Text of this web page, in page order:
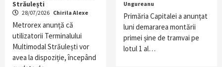
Străulești
28/07/2026 Chirila Alexe
Metrorex anunță că
utilizatorii Terminalului
Multimodal Străulești vor
avea la dispoziție, începând
Ungureanu
Primăria Capitalei a anunțat
luni demararea montării
primei șine de tramvai pe
lotul 1 al…